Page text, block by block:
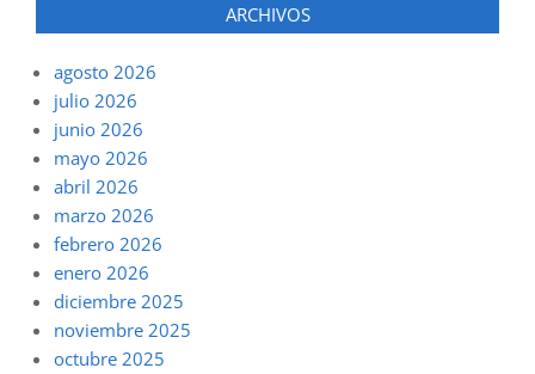
ARCHIVOS
agosto 2026
julio 2026
junio 2026
mayo 2026
abril 2026
marzo 2026
febrero 2026
enero 2026
diciembre 2025
noviembre 2025
octubre 2025